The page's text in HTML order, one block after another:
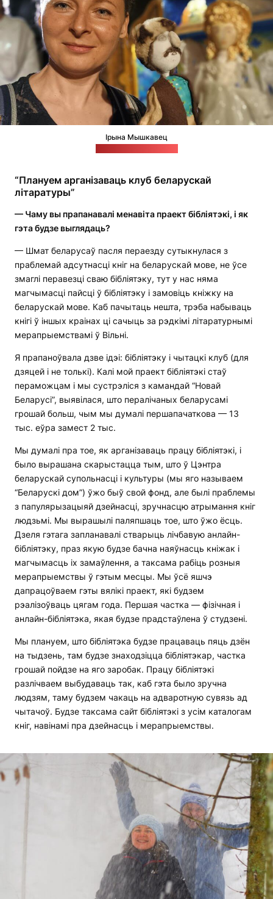
Ірына Мышкавец
“Плануем арганізаваць клуб беларускай
літаратуры”
— Чаму вы прапанавалі менавіта праект бібліятэкі, і як
гэта будзе выглядаць?
— Шмат беларусаў пасля пераезду сутыкнулася з
праблемай адсутнасці кніг на беларускай мове, не ўсе
змаглі перавезці сваю бібліятэку, тут у нас няма
магчымасці пайсці ў бібліятэку і замовіць кніжку на
беларускай мове. Каб пачытаць нешта, трэба набываць
кнігі ў іншых краінах ці сачыць за рэдкімі літаратурнымі
мерапрыемствамі ў Вільні.
Я прапаноўвала дзве ідэі: бібліятэку і чытацкі клуб (для
дзяцей і не толькі). Калі мой праект бібліятэкі стаў
пераможцам і мы сустрэліся з камандай “Новай
Беларусі”, выявілася, што пералічаных беларусамі
грошай больш, чым мы думалі першапачаткова — 13
тыс. еўра замест 2 тыс.
Мы думалі пра тое, як арганізаваць працу бібліятэкі, і
было вырашана скарыстацца тым, што ў Цэнтра
беларускай супольнасці і культуры (мы яго называем
“Беларускі дом”) ўжо быў свой фонд, але былі праблемы
з папулярызацыяй дзейнасці, зручнасцю атрымання кніг
людзьмі. Мы вырашылі паляпшаць тое, што ўжо ёсць.
Дзеля гэтага запланавалі стварыць лічбавую анлайн-
бібліятэку, праз якую будзе бачна наяўнасць кніжак і
магчымасць іх замаўлення, а таксама рабіць розныя
мерапрыемствы ў гэтым месцы. Мы ўсё яшчэ
дапрацоўваем гэты вялікі праект, які будзем
рэалізоўваць цягам года. Першая частка — фізічная і
анлайн-бібліятэка, якая будзе прадстаўлена ў студзені.
Мы плануем, што бібліятэка будзе працаваць пяць дзён
на тыдзень, там будзе знаходзіцца бібліятэкар, частка
грошай пойдзе на яго заробак. Працу бібліятэкі
разлічваем выбудаваць так, каб гэта было зручна
людзям, таму будзем чакаць на адваротную сувязь ад
чытачоў. Будзе таксама сайт бібліятэкі з усім каталогам
кніг, навінамі пра дзейнасць і мерапрыемствы.